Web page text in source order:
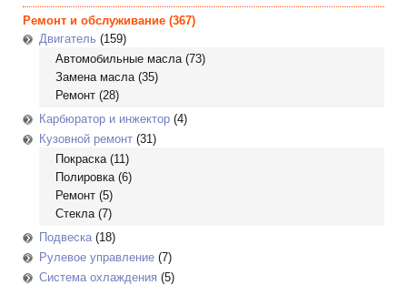
Ремонт и обслуживание (367)
Двигатель (159)
Автомобильные масла(73)
Замена масла(35)
Ремонт (28)
Карбюратор и инжектор (4)
Кузовной ремонт (31)
Покраска(11)
Полировка(6)
Ремонт (5)
Стекла(7)
Подвеска(18)
Рулевое управление (7)
Система охлаждения (5)